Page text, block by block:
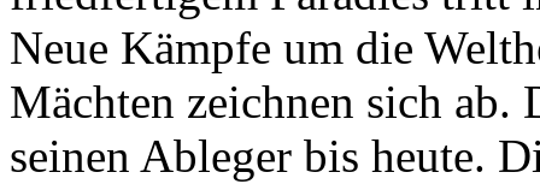
Neue Kämpfe um die
Mächten zeichnen sich
seinen Ableger bis heute.